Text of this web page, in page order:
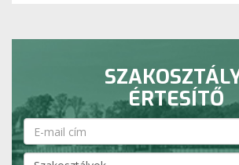
ÉRTESÍTŐ